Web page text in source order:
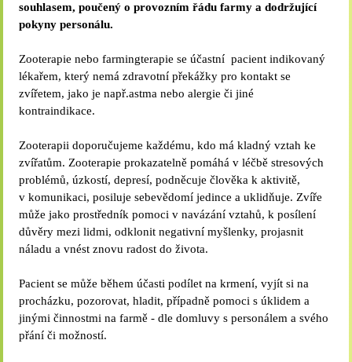
souhlasem, poučený o provozním řádu farmy a dodržující
pokyny personálu.
Zooterapie nebo farmingterapie se účastní pacient indikovaný
lékařem, který nemá zdravotní překážky pro kontakt se
zvířetem, jako je např.astma nebo alergie či jiné
kontraindikace.
Zooterapii doporučujeme každému, kdo má kladný vztah ke
zvířatům. Zooterapie prokazatelně pomáhá v léčbě stresových
problémů, úzkostí, depresí, podněcuje člověka k aktivitě,
v komunikaci, posiluje sebevědomí jedince a uklidňuje. Zvíře
může jako prostředník pomoci v navázání vztahů, k posílení
důvěry mezi lidmi, odklonit negativní myšlenky, projasnit
náladu a vnést znovu radost do života.
Pacient se může během účasti podílet na krmení, vyjít si na
procházku, pozorovat, hladit, případně pomoci s úklidem a
jinými činnostmi na farmě - dle domluvy s personálem a svého
přání či možností.